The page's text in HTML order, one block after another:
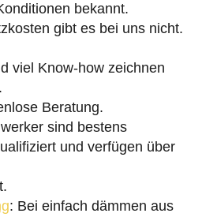
bekannt.
gibt es bei uns nicht.
viel Know-how zeichnen
Beratung.
sind bestens
und verfügen über
: Bei einfach dämmen aus